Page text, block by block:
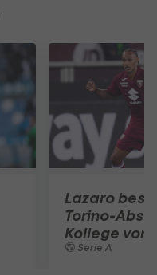
Lazaro
Torino-
Kollege von
Serie A